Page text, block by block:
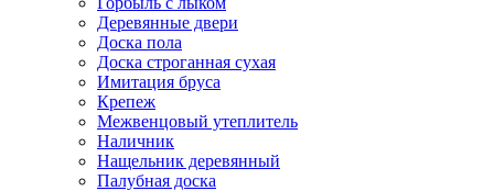
Деревянные двери
Доска пола
Доска строганная сухая
Имитация бруса
Крепеж
Межвенцовый утеплитель
Наличник
Нащельник деревянный
Палубная доска